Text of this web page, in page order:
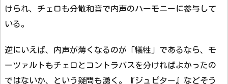
けられ、チェロも分散和音で内声のハーモニーに参与して
いる。
逆にいえば、内声が薄くなるのが「犠牲」であるなら、モ
ーツァルトもチェロとコントラバスを分ければよかったの
ではないか、という疑問も湧く。『ジュピター』などそう